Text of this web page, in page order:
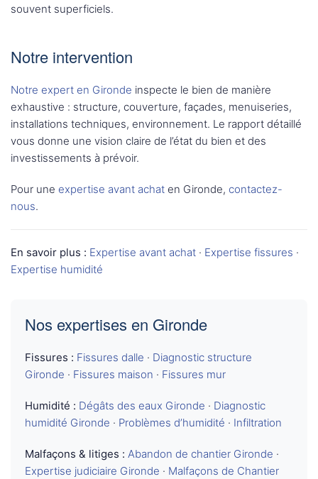
souvent superficiels.
Notre intervention
Notre expert en Gironde inspecte le bien de manière
exhaustive : structure, couverture, façades, menuiseries,
installations techniques, environnement. Le rapport détaillé
vous donne une vision claire de l’état du bien et des
investissements à prévoir.
Pour une expertise avant achat en Gironde, contactez-
nous.
En savoir plus : Expertise avant achat · Expertise fissures ·
Expertise humidité
Nos expertises en Gironde
Fissures : Fissures dalle · Diagnostic structure
Gironde · Fissures maison · Fissures mur
Humidité : Dégâts des eaux Gironde · Diagnostic
humidité Gironde · Problèmes d’humidité · Infiltration
Malfaçons & litiges : Abandon de chantier Gironde ·
Expertise judiciaire Gironde · Malfaçons de Chantier